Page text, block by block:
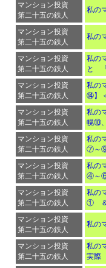
マンション投資
第二十五の鉄人
私の
マンション投資
第二十五の鉄人
私の
マンション投資
第二十五の鉄人
私の
と
マンション投資
第二十五の鉄人
私の
⑭】
マンション投資
第二十五の鉄人
私の
幌⑩
マンション投資
第二十五の鉄人
私の
⑦～
マンション投資
第二十五の鉄人
私の
④～
マンション投資
第二十五の鉄人
私の
①
マンション投資
第二十五の鉄人
私の
マンション投資
第二十五の鉄人
私の
実際